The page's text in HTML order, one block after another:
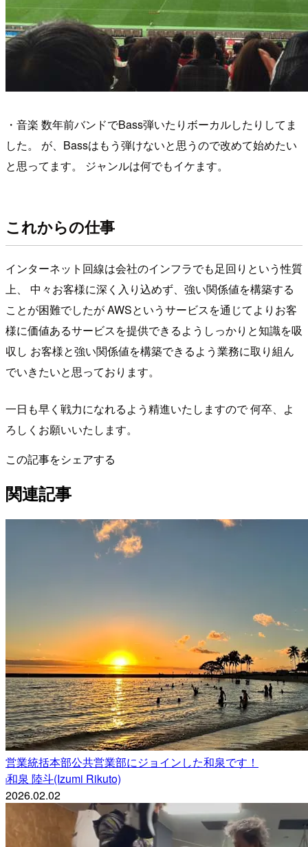
・音楽 数年前バンドでBass弾いたりボーカルしたりしてま
した。 が、Bassはもう弾けないと思うので改めて始めたい
と思ってます。 ジャンルは何でもイケます。
これからの仕事
インターネット回線は会社のインフラでも足回りという性質
上、 中々お客様に深く入り込めず、強い関係値を構築する
ことが困難でしたが AWSというサービスを通じてよりお客
様に価値あるサービスを提供できるようしっかりと知識を吸
収し お客様と強い関係値を構築できるよう業務に取り組ん
でいきたいと思っております。
一日も早く戦力になれるよう精進いたしますので 何卒、よ
ろしくお願いいたします。
この記事をシェアする
関連記事
営業統括本部公共営業部にジョインした和泉です！
i和泉 陸斗(Izumi Rikuto)
2026.02.02